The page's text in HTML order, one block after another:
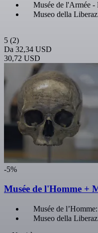
Musée de l'Armée -
Museo della
5 (2)
Da 32,34 USD
30,72 USD
-5%
Musée de l'Homme +
Musée de
Museo della